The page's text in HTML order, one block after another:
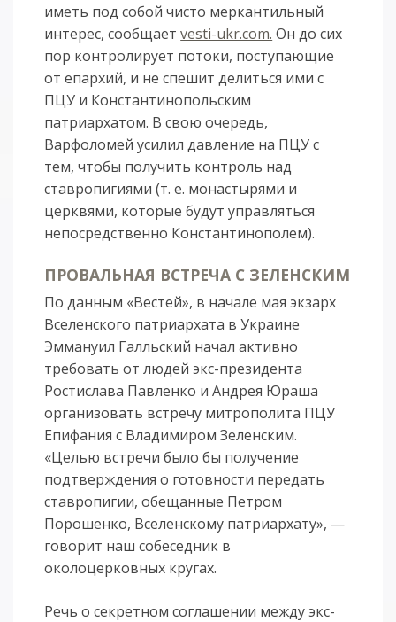
иметь под собой чисто меркантильный
интерес, сообщаетvesti-ukr.com. Он до сих
пор контролирует потоки, поступающие
от епархий, и не спешит делиться ими с
ПЦУ и Константинопольским
патриархатом. В свою очередь,
Варфоломей усилил давление на ПЦУ с
тем, чтобы получить контроль над
ставропигиями (т. е. монастырями и
церквями, которые будут управляться
непосредственно Константинополем).
ПРОВАЛЬНАЯ ВСТРЕЧА С ЗЕЛЕНСКИМ
По данным «Вестей», в начале мая экзарх
Вселенского патриархата в Украине
Эммануил Галльский начал активно
требовать от людей экс-президента
Ростислава Павленко и Андрея Юраша
организовать встречу митрополита ПЦУ
Епифания с Владимиром Зеленским.
«Целью встречи было бы получение
подтверждения о готовности передать
ставропигии, обещанные Петром
Порошенко, Вселенскому патриархату», —
говорит наш собеседник в
околоцерковных кругах.
Речь о секретном соглашении между экс-